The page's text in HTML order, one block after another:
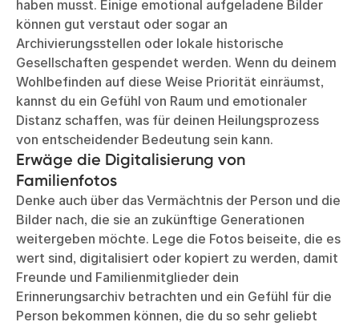
haben musst. Einige emotional aufgeladene Bilder
können gut verstaut oder sogar an
Archivierungsstellen oder lokale historische
Gesellschaften gespendet werden. Wenn du deinem
Wohlbefinden auf diese Weise Priorität einräumst,
kannst du ein Gefühl von Raum und emotionaler
Distanz schaffen, was für deinen Heilungsprozess
von entscheidender Bedeutung sein kann.
Erwäge die Digitalisierung von
Familienfotos
Denke auch über das Vermächtnis der Person und die
Bilder nach, die sie an zukünftige Generationen
weitergeben möchte. Lege die Fotos beiseite, die es
wert sind, digitalisiert oder kopiert zu werden, damit
Freunde und Familienmitglieder dein
Erinnerungsarchiv betrachten und ein Gefühl für die
Person bekommen können, die du so sehr geliebt